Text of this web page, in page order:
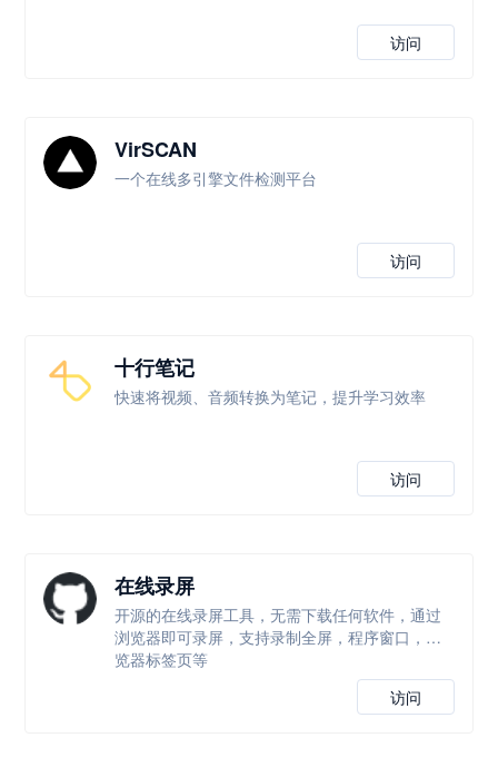
访问
VirSCAN
一个在线多引擎文件检测平台
访问
十行笔记
快速将视频、音频转换为笔记，提升学习效率
访问
在线录屏
开源的在线录屏工具，无需下载任何软件，通过
浏览器即可录屏，支持录制全屏，程序窗口，浏
览器标签页等
访问